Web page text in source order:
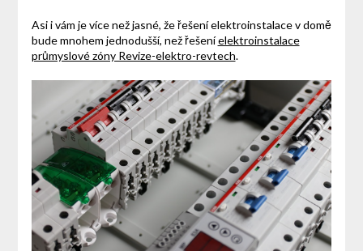
Asi i vám je více než jasné, že řešení elektroinstalace v domě
bude mnohem jednodušší, než řešeníelektroinstalace
průmyslové zóny Revize-elektro-revtech.